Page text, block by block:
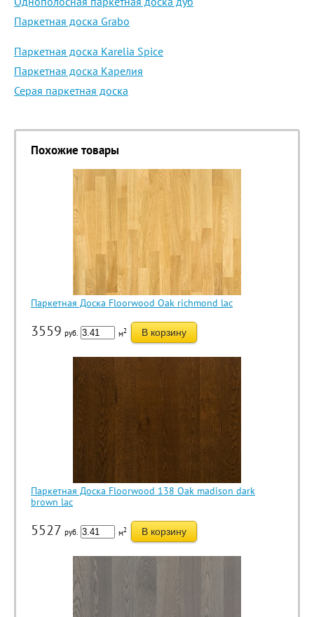
Паркетная доска Grabo
Паркетная доска Karelia Spice
Паркетная доска Карелия
Серая паркетная доска
Похожие товары
Паркетная Доска Floorwood Oak richmond lac
3559 руб. м2 В корзину
Паркетная Доска Floorwood 138 Oak madison dark
brown lac
5527 руб. м2 В корзину